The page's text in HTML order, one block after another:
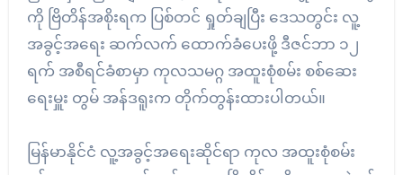
ကို ဗြိတိန်အစိုးရက ပြစ်တင် ရှုတ်ချပြီး ဒေသတွင်း လူ့
အခွင့်အရေး ဆက်လက် ထောက်ခံပေးဖို့ ဒီဇင်ဘာ ၁၂
ရက် အစီရင်ခံစာမှာ ကုလသမဂ္ဂ အထူးစုံစမ်း စစ်ဆေး
ရေးမှူး တွမ် အန်ဒရူးက တိုက်တွန်းထားပါတယ်။
မြန်မာနိုင်ငံ လူ့အခွင့်အရေးဆိုင်ရာ ကုလ အထူးစုံစမ်း